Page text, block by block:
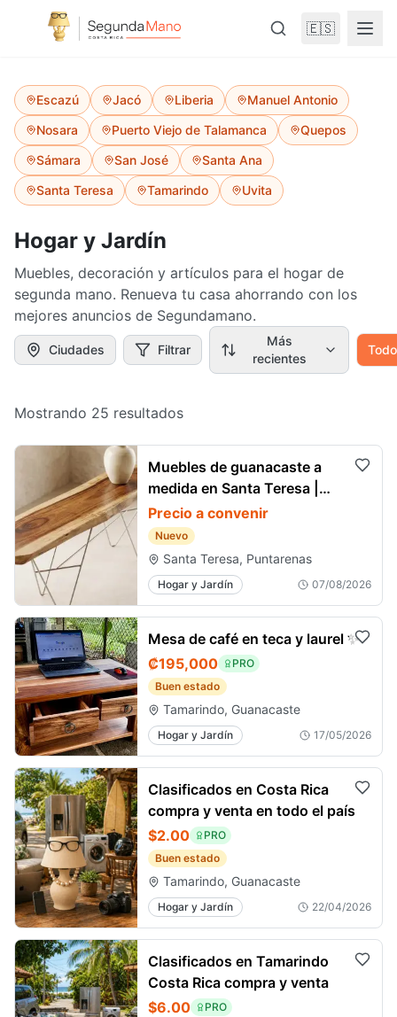
🇪🇸
Escazú Jacó Liberia
Manuel Antonio
Nosara
Puerto Viejo de Talamanca
Quepos
Sámara
San José
Santa Ana
Santa Teresa
Tamarindo Uvita
Hogar y Jardín
Muebles, decoración y artículos para el hogar de
segunda mano. Renueva tu casa ahorrando con los
mejores anuncios de Segundamano.
Ciudades Filtrar
Más
recientes
Mostrando 25 resultados
Muebles de guanacaste a
medida en Santa Teresa |
Madera maciza y acero
Precio a convenir
Nuevo
Santa Teresa, Puntarenas
Hogar y Jardín 07/08/2026
Mesa de café en teca y laurel ✨
₡195,000
PRO
Buen estado
Tamarindo, Guanacaste
Hogar y Jardín 17/05/2026
Clasificados en Costa Rica
compra y venta en todo el país
$2.00
PRO
Buen estado
Tamarindo, Guanacaste
Hogar y Jardín 22/04/2026
Clasificados en Tamarindo
Costa Rica compra y venta
$6.00
PRO